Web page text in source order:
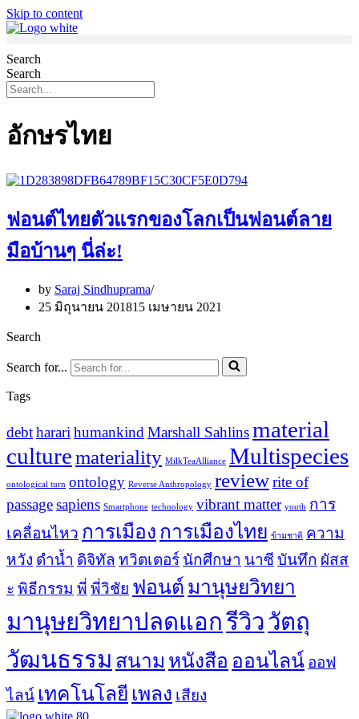
Skip to content
Search
Search
อักษรไทย
ฟอนต์ไทยตัวแรกของโลกเป็นฟอนต์ลาย
มือบ้านๆ นี่ล่ะ!
by Saraj Sindhuprama
25 มิถุนายน 201815 เมษายน 2021
Search
Search for...
Tags
debtharari humankind Marshall Sahlinsmaterial
culturemateriality MilkTeaAlliance Multispecies
ontological turn ontology Reverse Anthropology reviewrite of
passagesapiens Smartphone technology vibrant matter youth การ
เคลื่อนไหว การเมือง การเมืองไทย ข้ามชาติ ความ
หวัง ดำน้ำ ดิจิทัล ทวิตเตอร์ นักศึกษา นาซี บันทึก ผัสส
ะ พิธีกรรม พี่ พี่วิชัย ฟอนต์ มานุษยวิทยา
มานุษยวิทยาปลดแอกรีวิววัตถุ
วัฒนธรรม สนาม หนังสือ ออนไลน์ ออฟ
ไลน์ เทคโนโลยี เพลง เสียง